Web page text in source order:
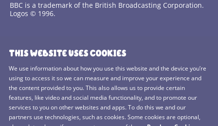
THIS WEBSITE USES COOKIES
We use information about how you use this website and the device you’re
using to access it so we can measure and improve your experience and
the content provided to you. This also allows us to provide certain
features, like video and social media functionality, and to promote our
services to you on other websites and apps. To do this we and our
partners use technologies, such as cookies. Some cookies are optional,
BBC is a trademark of the British Broadcasting Corporation.
Logos © 1996.
Privacy Policy
Cookies Policy
BBC Studios